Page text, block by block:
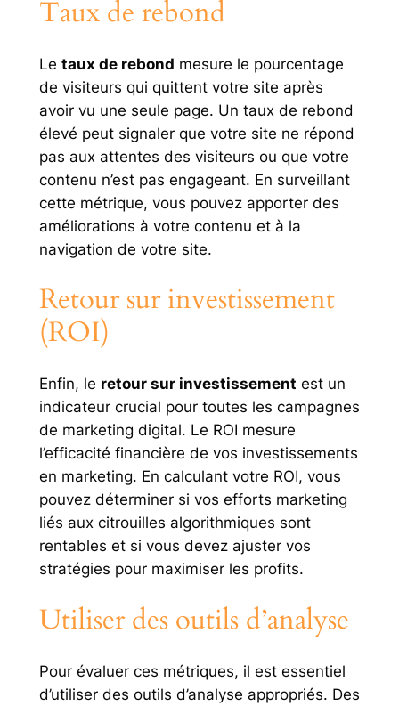
Taux de rebond
Le taux de rebond mesure le pourcentage
de visiteurs qui quittent votre site après
avoir vu une seule page. Un taux de rebond
élevé peut signaler que votre site ne répond
pas aux attentes des visiteurs ou que votre
contenu n’est pas engageant. En surveillant
cette métrique, vous pouvez apporter des
améliorations à votre contenu et à la
navigation de votre site.
Retour sur investissement
(ROI)
Enfin, le retour sur investissement est un
indicateur crucial pour toutes les campagnes
de marketing digital. Le ROI mesure
l’efficacité financière de vos investissements
en marketing. En calculant votre ROI, vous
pouvez déterminer si vos efforts marketing
liés aux citrouilles algorithmiques sont
rentables et si vous devez ajuster vos
stratégies pour maximiser les profits.
Utiliser des outils d’analyse
Pour évaluer ces métriques, il est essentiel
d’utiliser des outils d’analyse appropriés. Des